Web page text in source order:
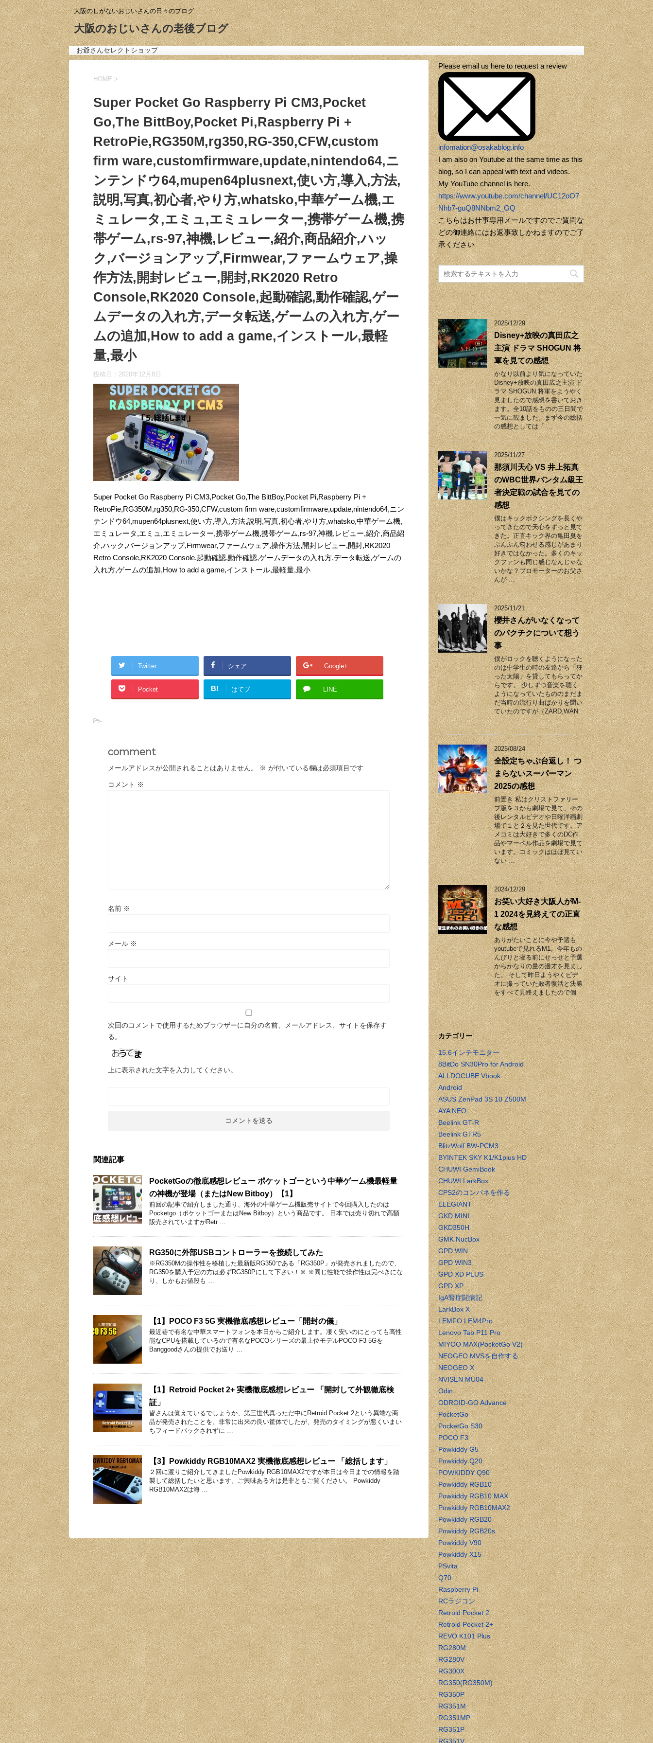
大阪のしがないおじいさんの日々のブログ
大阪のおじいさんの老後ブログ
お爺さんセレクトショップ
HOME >
Super Pocket Go Raspberry Pi CM3,Pocket
Go,The BittBoy,Pocket Pi,Raspberry Pi +
RetroPie,RG350M,rg350,RG-350,CFW,custom
firm ware,customfirmware,update,nintendo64,ニ
ンテンドウ64,mupen64plusnext,使い方,導入,方法,
説明,写真,初心者,やり方,whatsko,中華ゲーム機,エ
ミュレータ,エミュ,エミュレーター,携帯ゲーム機,携
帯ゲーム,rs-97,神機,レビュー,紹介,商品紹介,ハッ
ク,バージョンアップ,Firmwear,ファームウェア,操
作方法,開封レビュー,開封,RK2020 Retro
Console,RK2020 Console,起動確認,動作確認,ゲー
ムデータの入れ方,データ転送,ゲームの入れ方,ゲー
ムの追加,How to add a game,インストール,最軽
量,最小
投稿日： 2020年12月8日
Super Pocket Go Raspberry Pi CM3,Pocket Go,The BittBoy,Pocket Pi,Raspberry Pi +
RetroPie,RG350M,rg350,RG-350,CFW,custom firm ware,customfirmware,update,nintendo64,ニン
テンドウ64,mupen64plusnext,使い方,導入,方法,説明,写真,初心者,やり方,whatsko,中華ゲーム機,
エミュレータ,エミュ,エミュレーター,携帯ゲーム機,携帯ゲーム,rs-97,神機,レビュー,紹介,商品紹
介,ハック,バージョンアップ,Firmwear,ファームウェア,操作方法,開封レビュー,開封,RK2020
Retro Console,RK2020 Console,起動確認,動作確認,ゲームデータの入れ方,データ転送,ゲームの
入れ方,ゲームの追加,How to add a game,インストール,最軽量,最小
Twitter シェア Google+
Pocket B! はてブ LINE
-
comment
メールアドレスが公開されることはありません。 ※ が付いている欄は必須項目です
コメント ※
名前 ※
メール ※
サイト
次回のコメントで使用するためブラウザーに自分の名前、メールアドレス、サイトを保存す
る。
上に表示された文字を入力してください。
関連記事
PocketGoの徹底感想レビュー ポケットゴーという中華ゲーム機最軽量
の神機が登場（またはNew Bitboy）【1】
前回の記事で紹介しました通り、海外の中華ゲーム機販売サイトで今回購入したのは
Pocketgo（ポケットゴーまたはNew Bitboy）という商品です。 日本では売り切れで高額
販売されていますがRetr …
RG350に外部USBコントローラーを接続してみた
※RG350Mの操作性を移植した最新版RG350である「RG350P」が発売されましたので、
RG350を購入予定の方は必ずRG350Pにして下さい！※ ※同じ性能で操作性は完ぺきにな
り、しかもお値段も …
【1】POCO F3 5G 実機徹底感想レビュー「開封の儀」
最近巷で有名な中華スマートフォンを本日からご紹介します。凄く安いのにとっても高性
能なCPUを搭載しているので有名なPOCOシリーズの最上位モデルPOCO F3 5Gを
Banggoodさんの提供でお送り …
【1】Retroid Pocket 2+ 実機徹底感想レビュー 「開封して外観徹底検
証」
皆さんは覚えているでしょうか、第三世代真っただ中にRetroid Pocket 2という異端な商
品が発売されたことを。非常に出来の良い筐体でしたが、発売のタイミングが悪くいまい
ちフィードバックされずに …
【3】Powkiddy RGB10MAX2 実機徹底感想レビュー 「総括します」
２回に渡りご紹介してきましたPowkiddy RGB10MAX2ですが本日は今日までの情報を踏
襲して総括したいと思います。ご興味ある方は是非ともご覧ください。 Powkiddy
RGB10MAX2は海 …
Please email us here to request a review
infomation@osakablog.info
I am also on Youtube at the same time as this
blog, so I can appeal with text and videos.
My YouTube channel is here.
https://www.youtube.com/channel/UC12oO7
Nhb7-guQ8NNbm2_GQ
こちらはお仕事専用メールですのでご質問な
どの御連絡にはお返事致しかねますのでご了
承ください
2025/12/29
Disney+放映の真田広之
主演 ドラマ SHOGUN 将
軍を見ての感想
かなり以前より気になっていた
Disney+放映の真田広之主演 ド
ラマ SHOGUN 将軍をようやく
見ましたので感想を書いておき
ます。全10話をものの三日間で
一気に観ました。まず今の総括
の感想としては「 …
2025/11/27
那須川天心 VS 井上拓真
のWBC世界バンタム級王
者決定戦の試合を見ての
感想
僕はキックボクシングを長くや
ってきたので天心をずっと見て
きた。正直キック界の亀田臭を
ぷんぷん匂わせる感じがあまり
好きではなかった。多くのキッ
クファンも同じ感じなんじゃな
いかな？プロモーターのお父さ
んが …
2025/11/21
櫻井さんがいなくなって
のバクチクについて想う
事
僕がロックを聴くようになった
のは中学生の時の友達から「狂
った太陽」を貸してもらってか
らです。 少しずつ音楽を聴く
ようになっていたもののまだま
だ当時の流行り曲ばかりを聞い
ていたのですが（ZARD,WAN
…
2025/08/24
全設定ちゃぶ台返し！ つ
まらないスーパーマン
2025の感想
前置き 私はクリストファリー
ブ版を３から劇場で見て、その
後レンタルビデオや日曜洋画劇
場で１と２を見た世代です。ア
メコミは大好きで多くのDC作
品やマーベル作品を劇場で見て
います。コミックはほぼ見てい
ない …
2024/12/29
お笑い大好き大阪人がM-
1 2024を見終えての正直
な感想
ありがたいことに今や予選も
youtubeで見れるM1。今年もの
んびりと寝る前にせっせと予選
からかなりの量の漫才を見まし
た。 そして昨日ようやくビデ
オに撮っていた敗者復活と決勝
をすべて見終えましたので個
…
カテゴリー
15.6インチモニター
8BitDo SN30Pro for Android
ALLDOCUBE Vbook
Android
ASUS ZenPad 3S 10 Z500M
AYA NEO
Beelink GT-R
Beelink GTR5
BlitzWolf BW-PCM3
BYINTEK SKY K1/K1plus HD
CHUWI GemiBook
CHUWI LarkBox
CPS2のコンパネを作る
ELEGIANT
GKD MINI
GKD350H
GMK NucBox
GPD WIN
GPD WIN3
GPD XD PLUS
GPD XP
IgA腎症闘病記
LarkBox X
LEMFO LEM4Pro
Lenovo Tab P11 Pro
MIYOO MAX(PocketGo V2)
NEOGEO MVSを自作する
NEOGEO X
NVISEN MU04
Odin
ODROID-GO Advance
PocketGo
PocketGo S30
POCO F3
Powkiddy G5
Powkiddy Q20
POWKIDDY Q90
Powkiddy RGB10
Powkiddy RGB10 MAX
Powkiddy RGB10MAX2
Powkiddy RGB20
Powkiddy RGB20s
Powkiddy V90
Powkiddy X15
PSvita
Q70
Raspberry Pi
RCラジコン
Retroid Pocket 2
Retroid Pocket 2+
REVO K101 Plus
RG280M
RG280V
RG300X
RG350(RG350M)
RG350P
RG351M
RG351MP
RG351P
RG351V